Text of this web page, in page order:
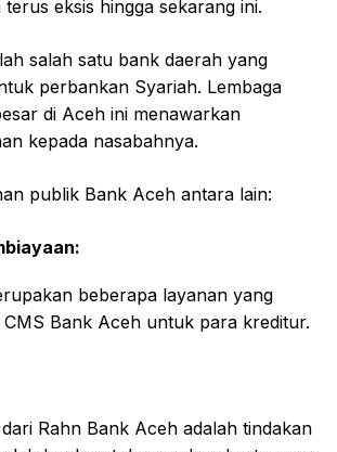
eksis hingga sekarang ini.
salah satu bank daerah yang
perbankan Syariah. Lembaga
di Aceh ini menawarkan
kepada nasabahnya.
publik Bank Aceh antara lain:
beberapa layanan yang
CMS Bank Aceh untuk para kreditur.
Rahn Bank Aceh adalah tindakan